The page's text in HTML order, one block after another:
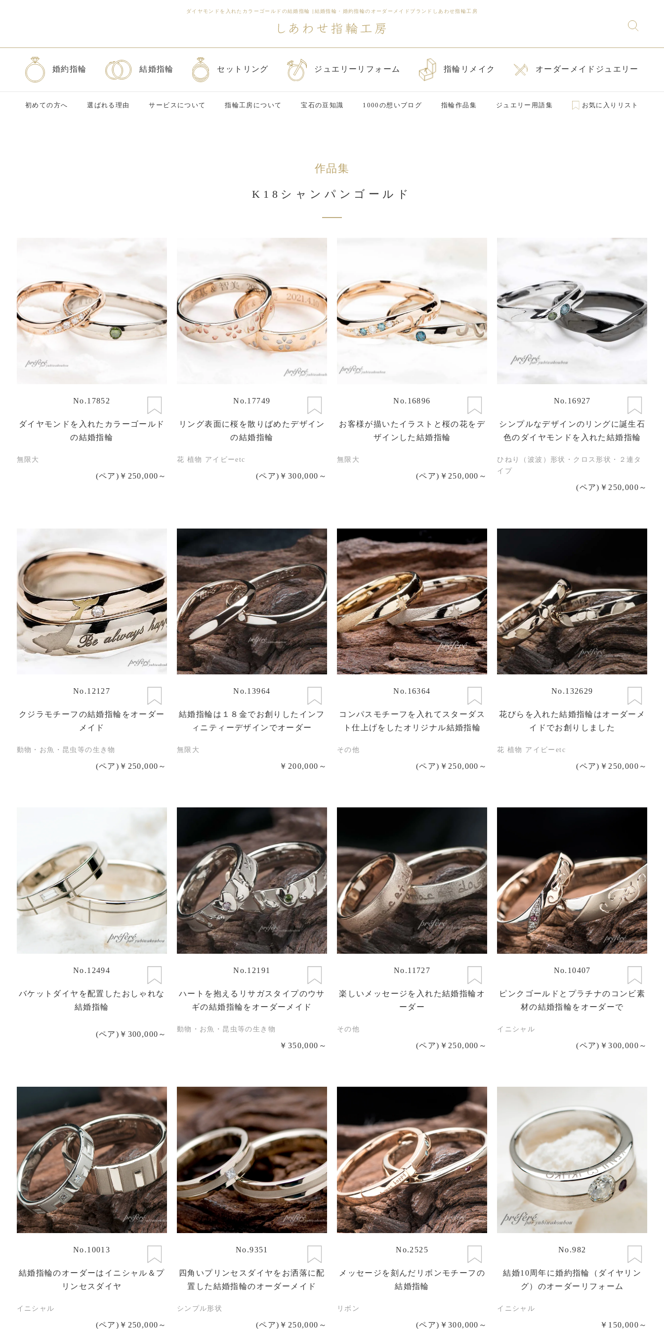
ダイヤモンドを入れたカラーゴールドの結婚指輪 | 結婚指輪・婚約指輪のオーダーメイドブランドしあわせ指輪工房
婚約指輪 結婚指輪 セットリング ジュエリーリフォーム 指輪リメイク オーダーメイドジュエリー
初めての方へ 選ばれる理由 サービスについて 指輪工房について 宝石の豆知識 1000の想いブログ 指輪作品集 ジュエリー用語集 お気に入りリスト
作品集
K18シャンパンゴールド
No.17852
ダイヤモンドを入れたカラーゴールド
の結婚指輪
無限大
(ペア)￥250,000～
No.17749
リング表面に桜を散りばめたデザイン
の結婚指輪
花 植物 アイビーetc
(ペア)￥300,000～
No.16896
お客様が描いたイラストと桜の花をデ
ザインした結婚指輪
無限大
(ペア)￥250,000～
No.16927
シンプルなデザインのリングに誕生石
色のダイヤモンドを入れた結婚指輪
ひねり（波波）形状・クロス形状・２連タ
イプ
(ペア)￥250,000～
No.12127
クジラモチーフの結婚指輪をオーダー
メイド
動物・お魚・昆虫等の生き物
(ペア)￥250,000～
No.13964
結婚指輪は１８金でお創りしたインフ
ィニティーデザインでオーダー
無限大
￥200,000～
No.16364
コンパスモチーフを入れてスターダス
ト仕上げをしたオリジナル結婚指輪
その他
(ペア)￥250,000～
No.132629
花びらを入れた結婚指輪はオーダーメ
イドでお創りしました
花 植物 アイビーetc
(ペア)￥250,000～
No.12494
バケットダイヤを配置したおしゃれな
結婚指輪
(ペア)￥300,000～
No.12191
ハートを抱えるリサガスタイプのウサ
ギの結婚指輪をオーダーメイド
動物・お魚・昆虫等の生き物
￥350,000～
No.11727
楽しいメッセージを入れた結婚指輪オ
ーダー
その他
(ペア)￥250,000～
No.10407
ピンクゴールドとプラチナのコンビ素
材の結婚指輪をオーダーで
イニシャル
(ペア)￥300,000～
No.10013
結婚指輪のオーダーはイニシャル＆プ
リンセスダイヤ
イニシャル
(ペア)￥250,000～
No.9351
四角いプリンセスダイヤをお洒落に配
置した結婚指輪のオーダーメイド
シンプル形状
(ペア)￥250,000～
No.2525
メッセージを刻んだリボンモチーフの
結婚指輪
リボン
(ペア)￥300,000～
No.982
結婚10周年に婚約指輪（ダイヤリン
グ）のオーダーリフォーム
イニシャル
￥150,000～